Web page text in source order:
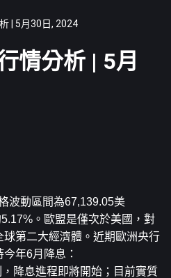
| 5月30日, 2024
情分析 | 5月
波動區間為67,139.05美
。歐盟是僅次於美國，對
第二大經濟體。近期歐洲央行
年6月降息：
降息進程即將開始；目前實質